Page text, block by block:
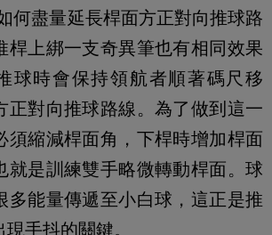
何盡量延長桿面方正對向推球路
桿上綁一支奇異筆也有相同效果
球時會保持領航者順著碼尺移
正對向推球路線。為了做到這一
須縮減桿面角，下桿時增加桿面
就是訓練雙手略微轉動桿面。球
多能量傳遞至小白球，這正是推
手抖的關鍵。